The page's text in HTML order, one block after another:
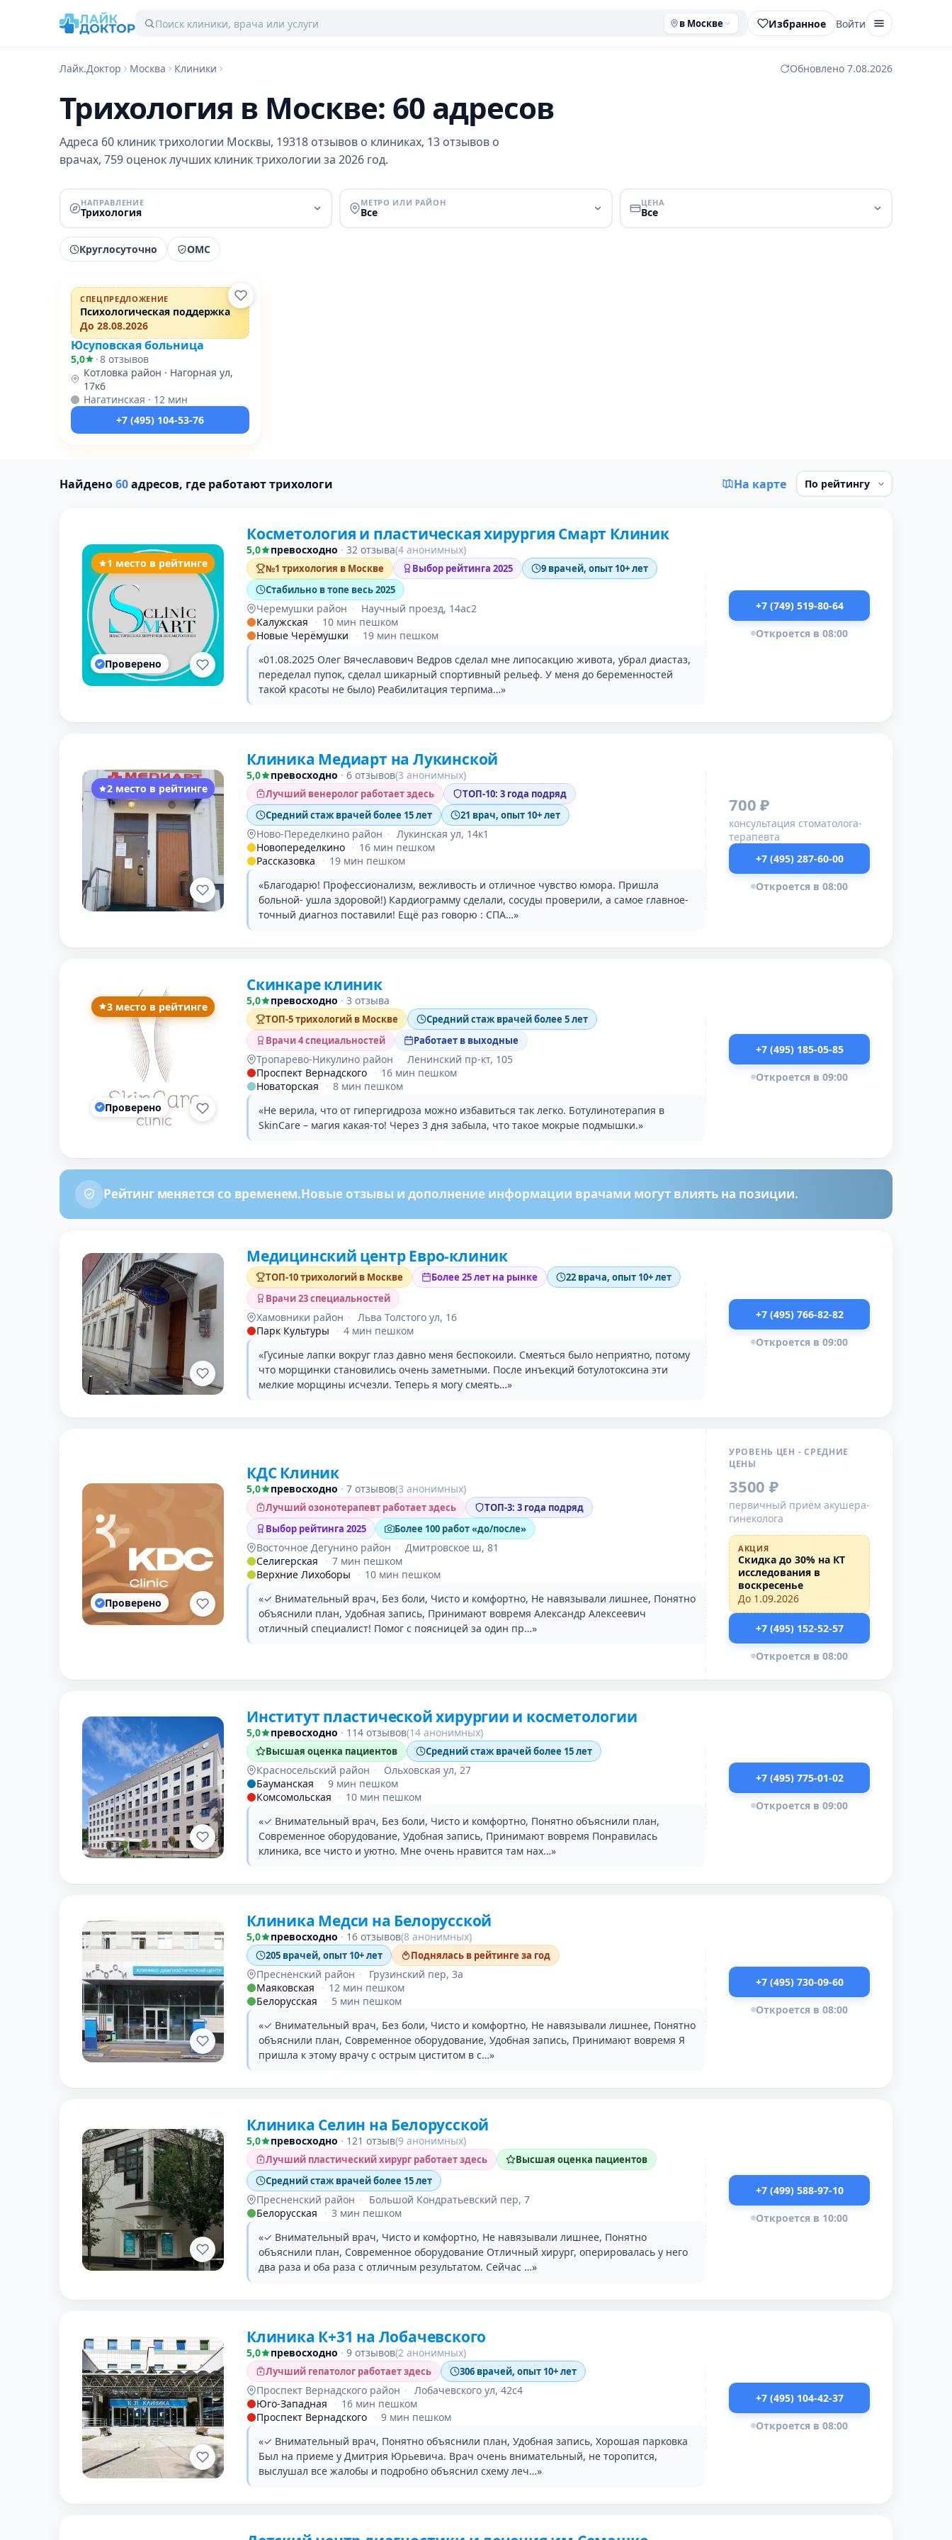
в Москве Избранное Войти
Лайк.Доктор Москва Клиники Обновлено 7.08.2026
Трихология в Москве: 60 адресов
Адреса 60 клиник трихологии Москвы, 19318 отзывов о клиниках, 13 отзывов о
врачах, 759 оценок лучших клиник трихологии за 2026 год.
НАПРАВЛЕНИЕ
Трихология
МЕТРО ИЛИ РАЙОН
Все
ЦЕНА
Все
Круглосуточно ОМС
ПРОМО
Проверено
СПЕЦПРЕДЛОЖЕНИЕ
Психологическая поддержка
До 28.08.2026
Юсуповская больница
5,0 ·8 отзывов
Котловка район · Нагорная ул,
17к6
Нагатинская · 12 мин
+7 (495) 104-53-76
Найдено60адресов, где работают трихологи На карте
Проверено
1 место в рейтинге
Косметология и пластическая хирургия Смарт Клиник
5,0 превосходно · 32 отзыва(4 анонимных)
№1 трихология в Москве Выбор рейтинга 2025
9 врачей, опыт 10+ лет
Стабильно в топе весь 2025
Черемушки район ·
Научный проезд, 14ас2
Калужская
· 10 мин пешком
Новые Черёмушки
· 19 мин пешком
«01.08.2025 Олег Вячеславович Ведров сделал мне липосакцию живота, убрал диастаз,
переделал пупок, сделал шикарный спортивный рельеф. У меня до беременностей
такой красоты не было) Реабилитация терпима…»
+7 (749) 519-80-64
Откроется в 08:00
2 место в рейтинге
Клиника Медиарт на Лукинской
5,0 превосходно · 6 отзывов(3 анонимных)
Лучший венеролог работает здесь
ТОП-10: 3 года подряд
Средний стаж врачей более 15 лет
21 врач, опыт 10+ лет
Ново-Переделкино район · Лукинская ул, 14к1
Новопеределкино · 16 мин пешком
Рассказовка
· 19 мин пешком
«Благодарю! Профессионализм, вежливость и отличное чувство юмора. Пришла
больной- ушла здоровой!) Кардиограмму сделали, сосуды проверили, а самое главное-
точный диагноз поставили! Ещё раз говорю : СПА…»
700 ₽
консультация стоматолога-
терапевта
+7 (495) 287-60-00
Откроется в 08:00
Проверено
3 место в рейтинге
Скинкаре клиник
5,0 превосходно · 3 отзыва
ТОП-5 трихологий в Москве
Средний стаж врачей более 5 лет
Врачи 4 специальностей
Работает в выходные
Тропарево-Никулино район · Ленинский пр-кт, 105
Проспект Вернадского · 16 мин пешком
Новаторская
· 8 мин пешком
«Не верила, что от гипергидроза можно избавиться так легко. Ботулинотерапия в
SkinCare – магия какая-то! Через 3 дня забыла, что такое мокрые подмышки.»
+7 (495) 185-05-85
Откроется в 09:00
Рейтинг меняется со временем.Новые отзывы и дополнение информации врачами могут влиять на позиции.
Медицинский центр Евро-клиник
ТОП-10 трихологий в Москве Более 25 лет на рынке
22 врача, опыт 10+ лет
Врачи 23 специальностей
Хамовники район · Льва Толстого ул, 16
Парк Культуры
· 4 мин пешком
«Гусиные лапки вокруг глаз давно меня беспокоили. Смеяться было неприятно, потому
что морщинки становились очень заметными. После инъекций ботулотоксина эти
мелкие морщины исчезли. Теперь я могу смеять…»
+7 (495) 766-82-82
Откроется в 09:00
Проверено
КДС Клиник
5,0 превосходно · 7 отзывов(3 анонимных)
Лучший озонотерапевт работает здесь
ТОП-3: 3 года подряд
Выбор рейтинга 2025
Более 100 работ «до/после»
Восточное Дегунино район · Дмитровское ш, 81
Селигерская
· 7 мин пешком
Верхние Лихоборы
· 10 мин пешком
«✓ Внимательный врач, Без боли, Чисто и комфортно, Не навязывали лишнее, Понятно
объяснили план, Удобная запись, Принимают вовремя Александр Алексеевич
отличный специалист! Помог с поясницей за один пр…»
УРОВЕНЬ ЦЕН - СРЕДНИЕ
ЦЕНЫ
3500 ₽
первичный приём акушера-
гинеколога
АКЦИЯ
Скидка до 30% на КТ
исследования в
воскресенье
До 1.09.2026
+7 (495) 152-52-57
Откроется в 08:00
Институт пластической хирургии и косметологии
5,0 превосходно · 114 отзывов(14 анонимных)
Высшая оценка пациентов Средний стаж врачей более 15 лет
Красносельский район ·
Ольховская ул, 27
Бауманская
· 9 мин пешком
Комсомольская
· 10 мин пешком
«✓ Внимательный врач, Без боли, Чисто и комфортно, Понятно объяснили план,
Современное оборудование, Удобная запись, Принимают вовремя Понравилась
клиника, все чисто и уютно. Мне очень нравится там нах…»
+7 (495) 775-01-02
Откроется в 09:00
Клиника Медси на Белорусской
5,0 превосходно · 16 отзывов(8 анонимных)
205 врачей, опыт 10+ лет Поднялась в рейтинге за год
Пресненский район ·
Грузинский пер, 3а
Маяковская
· 12 мин пешком
Белорусская
· 5 мин пешком
«✓ Внимательный врач, Без боли, Чисто и комфортно, Не навязывали лишнее, Понятно
объяснили план, Современное оборудование, Удобная запись, Принимают вовремя Я
пришла к этому врачу с острым циститом в с…»
+7 (495) 730-09-60
Откроется в 08:00
Клиника Селин на Белорусской
5,0 превосходно · 121 отзыв(9 анонимных)
Лучший пластический хирург работает здесь
Высшая оценка пациентов
Средний стаж врачей более 15 лет
Пресненский район ·
Большой Кондратьевский пер, 7
Белорусская
· 3 мин пешком
«✓ Внимательный врач, Чисто и комфортно, Не навязывали лишнее, Понятно
объяснили план, Современное оборудование Отличный хирург, оперировалась у него
два раза и оба раза с отличным результатом. Сейчас …»
+7 (499) 588-97-10
Откроется в 10:00
Клиника К+31 на Лобачевского
5,0 превосходно · 9 отзывов(2 анонимных)
Лучший гепатолог работает здесь 306 врачей, опыт 10+ лет
Проспект Вернадского район · Лобачевского ул, 42с4
Юго-Западная
· 16 мин пешком
Проспект Вернадского · 9 мин пешком
«✓ Внимательный врач, Понятно объяснили план, Удобная запись, Хорошая парковка
Был на приеме у Дмитрия Юрьевича. Врач очень внимательный, не торопится,
выслушал все жалобы и подробно объяснил схему леч…»
+7 (495) 104-42-37
Откроется в 08:00